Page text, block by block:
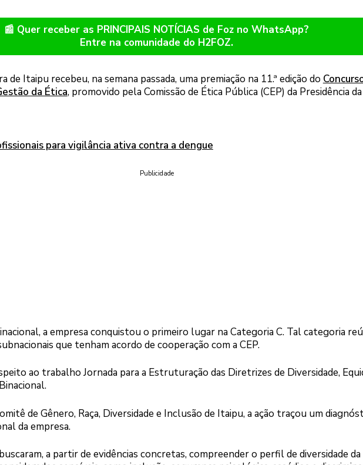
📰 Quer receber as PRINCIPAIS NOTÍCIAS de Foz no WhatsApp?
Entre na comunidade do H2FOZ.
de Itaipu recebeu, na semana passada, uma premiação na 11.ª edição do
da Ética, promovido pela Comissão de Ética Pública (CEP) da Presidência da
para vigilância ativa contra a dengue
Publicidade
a empresa conquistou o primeiro lugar na Categoria C. Tal categoria
que tenham acordo de cooperação com a CEP.
ao trabalho Jornada para a Estruturação das Diretrizes de Diversidade,
de Gênero, Raça, Diversidade e Inclusão de Itaipu, a ação traçou um
da empresa.
a partir de evidências concretas, compreender o perfil de diversidade da